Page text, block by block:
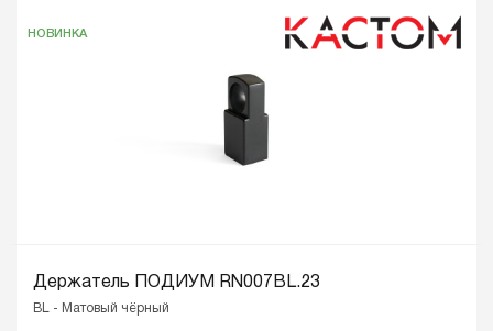
НОВИНКА
Держатель ПОДИУМ RN007BL.23
BL - Матовый чёрный